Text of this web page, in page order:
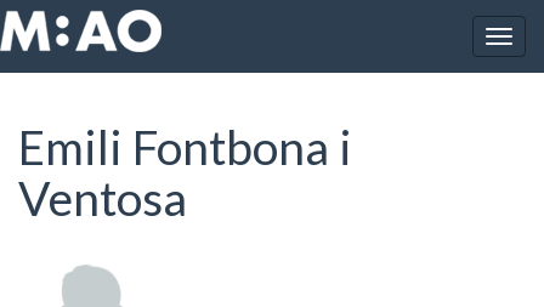
Vés al contingut
Inici Emili Fontbona i Ventosa
Emili Fontbona i
Ventosa